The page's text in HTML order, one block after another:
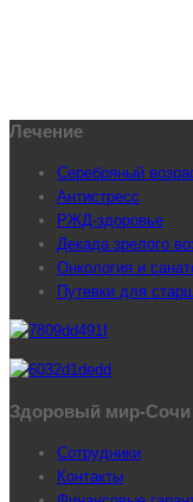
Лечение
Серебряный
Антистресс
РЖД-здоровье
Декада зрелого
Онкология и
Путевки для
Здоровый мир-Сочи
Сотрудники
Контакты